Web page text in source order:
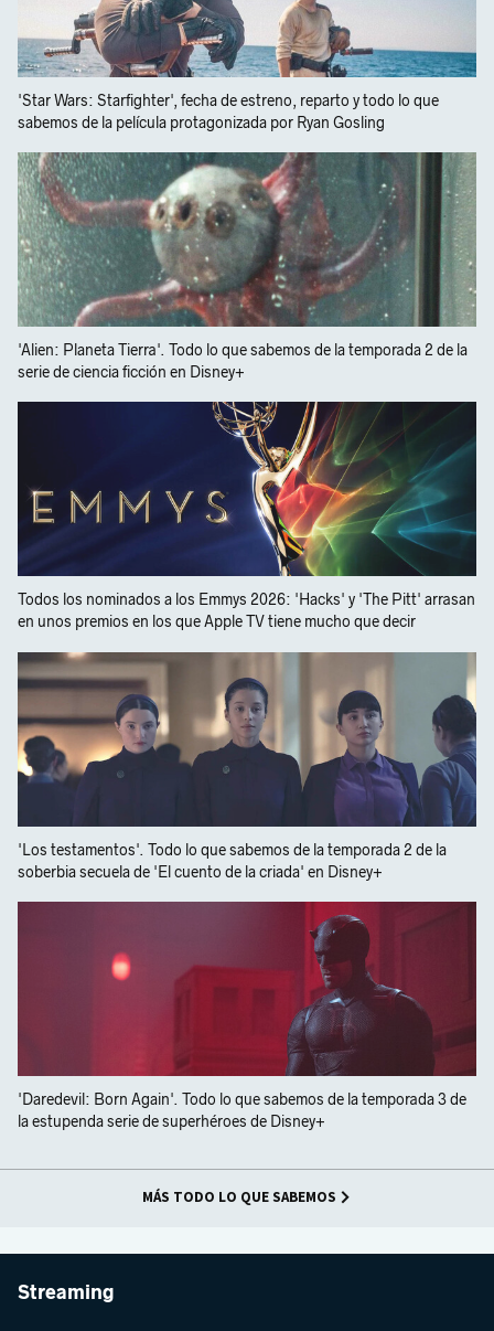
'Star Wars: Starfighter', fecha de estreno, reparto y todo lo que
sabemos de la película protagonizada por Ryan Gosling
'Alien: Planeta Tierra'. Todo lo que sabemos de la temporada 2 de la
serie de ciencia ficción en Disney+
Todos los nominados a los Emmys 2026: 'Hacks' y 'The Pitt' arrasan
en unos premios en los que Apple TV tiene mucho que decir
'Los testamentos'. Todo lo que sabemos de la temporada 2 de la
soberbia secuela de 'El cuento de la criada' en Disney+
'Daredevil: Born Again'. Todo lo que sabemos de la temporada 3 de
la estupenda serie de superhéroes de Disney+
MÁS TODO LO QUE SABEMOS
Streaming